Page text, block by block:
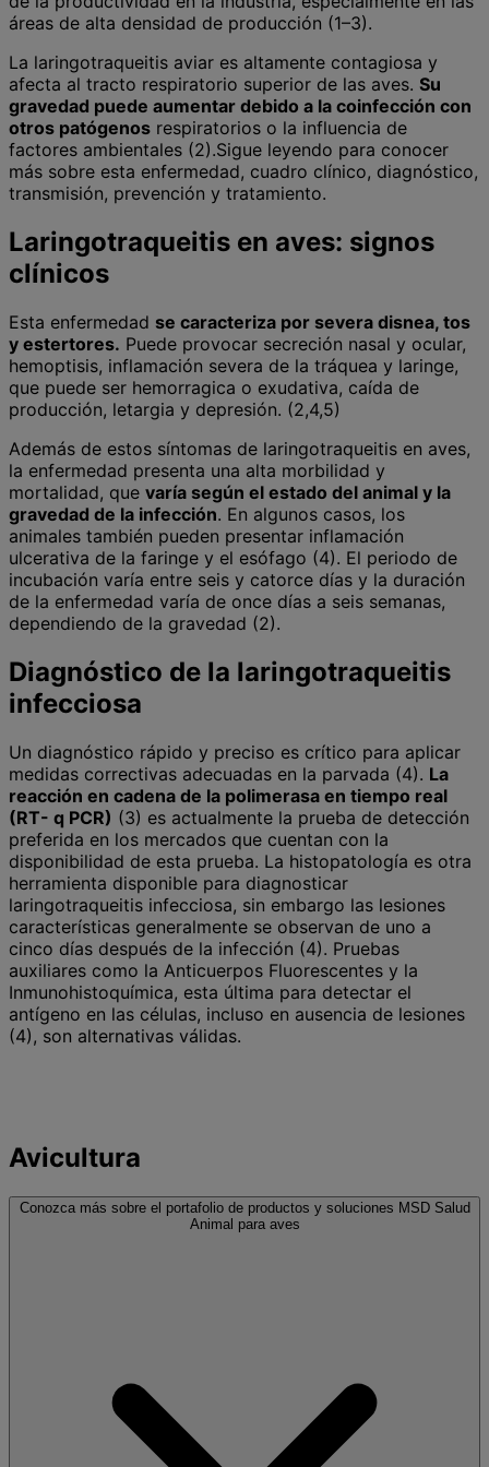
áreas de alta densidad de producción (1–3).
La laringotraqueitis aviar es altamente contagiosa y
afecta al tracto respiratorio superior de las aves. Su
gravedad puede aumentar debido a la coinfección con
otros patógenos respiratorios o la influencia de
factores ambientales (2).Sigue leyendo para conocer
más sobre esta enfermedad, cuadro clínico, diagnóstico,
transmisión, prevención y tratamiento.
Laringotraqueitis en aves: signos
clínicos
Esta enfermedad se caracteriza por severa disnea, tos
y estertores. Puede provocar secreción nasal y ocular,
hemoptisis, inflamación severa de la tráquea y laringe,
que puede ser hemorragica o exudativa, caída de
producción, letargia y depresión. (2,4,5)
Además de estos síntomas de laringotraqueitis en aves,
la enfermedad presenta una alta morbilidad y
mortalidad, que varía según el estado del animal y la
gravedad de la infección. En algunos casos, los
animales también pueden presentar inflamación
ulcerativa de la faringe y el esófago (4). El periodo de
incubación varía entre seis y catorce días y la duración
de la enfermedad varía de once días a seis semanas,
dependiendo de la gravedad (2).
Diagnóstico de la laringotraqueitis
infecciosa
Un diagnóstico rápido y preciso es crítico para aplicar
medidas correctivas adecuadas en la parvada (4). La
reacción en cadena de la polimerasa en tiempo real
(RT- q PCR) (3) es actualmente la prueba de detección
preferida en los mercados que cuentan con la
disponibilidad de esta prueba. La histopatología es otra
herramienta disponible para diagnosticar
laringotraqueitis infecciosa, sin embargo las lesiones
características generalmente se observan de uno a
cinco días después de la infección (4). Pruebas
auxiliares como la Anticuerpos Fluorescentes y la
Inmunohistoquímica, esta última para detectar el
antígeno en las células, incluso en ausencia de lesiones
(4), son alternativas válidas.
Avicultura
Conozca más sobre el portafolio de productos y soluciones MSD Salud
Animal para aves